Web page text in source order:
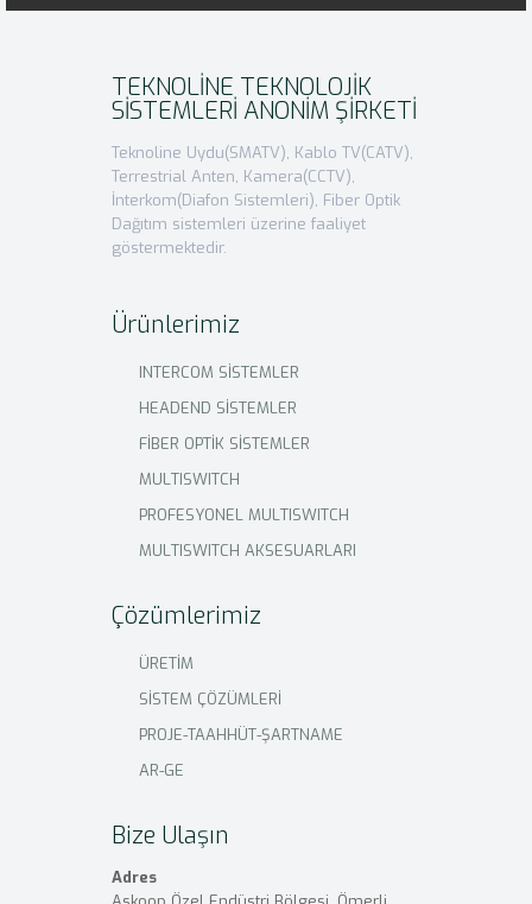
TEKNOLİNE TEKNOLOJİK
SİSTEMLERİ ANONİM ŞİRKETİ
Teknoline Uydu(SMATV), Kablo TV(CATV),
Terrestrial Anten, Kamera(CCTV),
İnterkom(Diafon Sistemleri), Fiber Optik
Dağıtım sistemleri üzerine faaliyet
göstermektedir.
Ürünlerimiz
INTERCOM SİSTEMLER
HEADEND SİSTEMLER
FİBER OPTİK SİSTEMLER
MULTISWITCH
PROFESYONEL MULTISWITCH
MULTISWITCH AKSESUARLARI
Çözümlerimiz
ÜRETİM
SİSTEM ÇÖZÜMLERİ
PROJE-TAAHHÜT-ŞARTNAME
AR-GE
Bize Ulaşın
Adres